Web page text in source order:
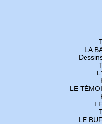
LA
LE
LE